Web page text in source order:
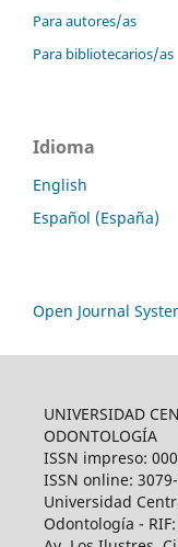
Para autores/as
Para bibliotecarios/as
Idioma
English
Español (España)
Open Journal
UNIVERSIDAD
ODONTOLOGÍA
ISSN impreso:
ISSN online:
Universidad
Odontología - RIF: